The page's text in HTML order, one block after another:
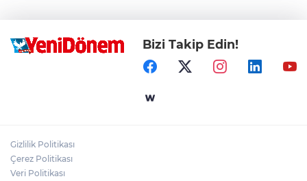
Bizi Takip Edin!
Gizlilik Politikası
Çerez Politikası
Veri Politikası